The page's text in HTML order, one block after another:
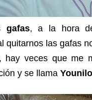
gafas, a la hora
quitarnos las gafas
hay veces que
y se llama